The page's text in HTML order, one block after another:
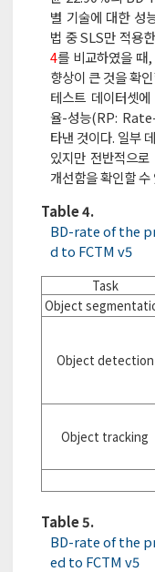
별 기술에 대한 성
법 중 SLS만 적용
4를 비교하였을 때
향상이 큰 것을 확
테스트 데이터셋
율-성능(RP:
타낸 것이다. 일부
있지만 전반적으
개선함을 확인할 수
Table 4.
BD-rate of the
d to FCTM v5
Task
Object
Object detection
Object tracking
Table 5.
BD-rate of the
ed to FCTM v5